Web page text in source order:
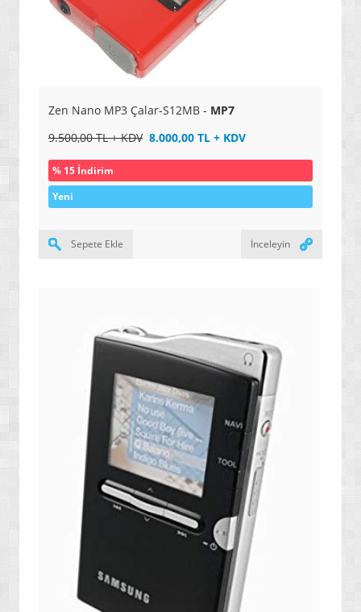
Zen Nano MP3 Çalar-S12MB - MP7
9.500,00 TL + KDV 8.000,00 TL + KDV
% 15 İndirim
Yeni
Sepete Ekle İnceleyin